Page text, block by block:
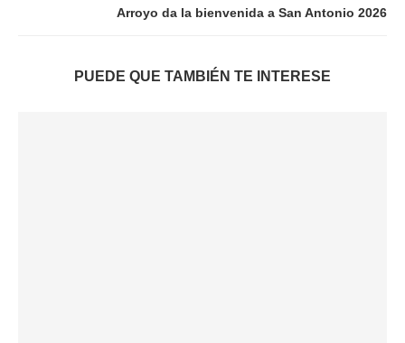
Arroyo da la bienvenida a San Antonio 2026
PUEDE QUE TAMBIÉN TE INTERESE